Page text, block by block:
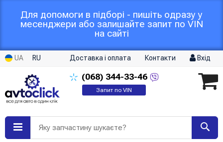
Для допомоги в підборі - пишіть одразу у
месенджери або залишайте запит по VIN
на сайті
UA RU Доставка і оплата Контакти Вхід
(068) 344-33-46
Запит по VIN
Яку запчастину шукаєте?